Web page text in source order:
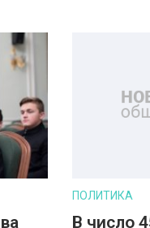
ПОЛИТИКА
В число